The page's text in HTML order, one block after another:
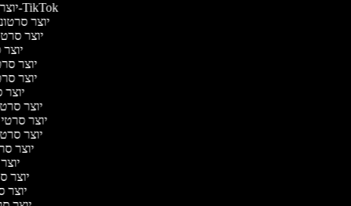
יוצר סרטונים ל-TikTok
יוצר
יוצר
יוצר
יוצר
יוצר
יוצר
יוצר סרטי
יוצר
יוצר
יוצר
יוצר